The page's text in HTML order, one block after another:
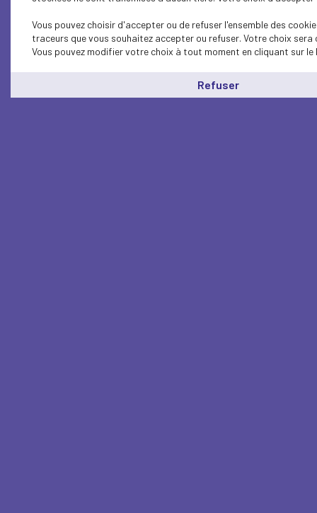
Vous pouvez choisir d'accepter ou de refuser l'ensemble des
traceurs que vous souhaitez accepter ou refuser. Votre choix
Vous pouvez modifier votre choix à tout moment en cliquant sur le
Refuser